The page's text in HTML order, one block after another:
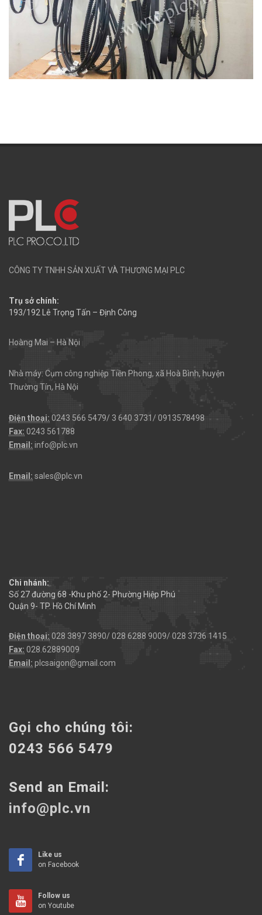
CÔNG TY TNHH SẢN XUẤT VÀ THƯƠNG MẠI PLC
Trụ sở chính:
193/192 Lê Trọng Tấn – Định Công
Hoàng Mai – Hà Nội
Nhà máy: Cụm công nghiệp Tiền Phong, xã Hoà Bình, huyện
Thường Tín, Hà Nội
Điện thoại: 0243 566 5479/ 3 640 3731/ 0913578498
Fax: 0243 561788
Email: info@plc.vn
Email: sales@plc.vn
Chi nhánh:
Số 27 đường 68 -Khu phố 2- Phường Hiệp Phú
Quận 9- TP. Hồ Chí Minh
Điện thoại: 028 3897 3890/ 028 6288 9009/ 028 3736 1415
Fax: 028.62889009
Email: plcsaigon@gmail.com
Gọi cho chúng tôi:
0243 566 5479
Send an Email:
info@plc.vn
Like us
on Facebook
Follow us
on Youtube